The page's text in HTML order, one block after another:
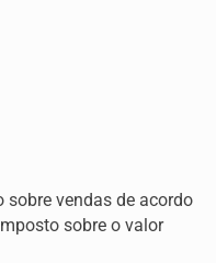
vendas de acordo
sobre o valor